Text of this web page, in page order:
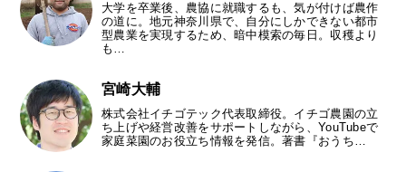
大学を卒業後、農協に就職するも、気が付けば農作
の道に。地元神奈川県で、自分にしかできない都市
型農業を実現するため、暗中模索の毎日。収穫より
も…
宮崎大輔
株式会社イチゴテック代表取締役。イチゴ農園の立
ち上げや経営改善をサポートしながら、YouTubeで
家庭菜園のお役立ち情報を発信。著書『おうち…